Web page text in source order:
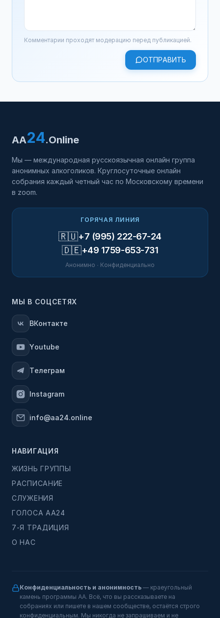
Комментарии проходят модерацию перед публикацией.
ОТПРАВИТЬ
AA24.Online
Мы — международная русскоязычная онлайн группа
анонимных алкоголиков. Круглосуточные онлайн
собрания каждый четный час по Московскому времени
в zoom.
ГОРЯЧАЯ ЛИНИЯ
🇷🇺+7 (995) 222-67-24
🇩🇪+49 1759-653-731
Анонимно · Конфиденциально
МЫ В СОЦСЕТЯХ
ВКонтакте
Youtube
Телеграм
Instagram
info@aa24.online
НАВИГАЦИЯ
ЖИЗНЬ ГРУППЫ
РАСПИСАНИЕ
СЛУЖЕНИЯ
ГОЛОСА АА24
7-Я ТРАДИЦИЯ
О НАС
Конфиденциальность и анонимность — краеугольный
камень программы АА. Всё, что вы рассказываете на
собраниях или пишете в нашем сообществе, остаётся строго
конфиденциальным. Мы никогда не запрашиваем и не